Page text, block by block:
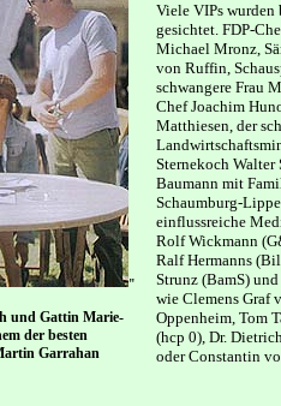
"
und Gattin Marie-
der besten
Garrahan
Viele VIPs wurden
gesichtet. FDP-
Michael Mronz,
von Ruffin,
schwangere Frau
Chef Joachim
Matthiesen, der
Sternekoch Walter
Baumann mit
Schaumburg-
einflussreiche
Rolf Wickmann
Ralf Hermanns
Strunz (BamS)
wie Clemens Graf
Oppenheim, Tom
(hcp 0), Dr.
oder Constantin